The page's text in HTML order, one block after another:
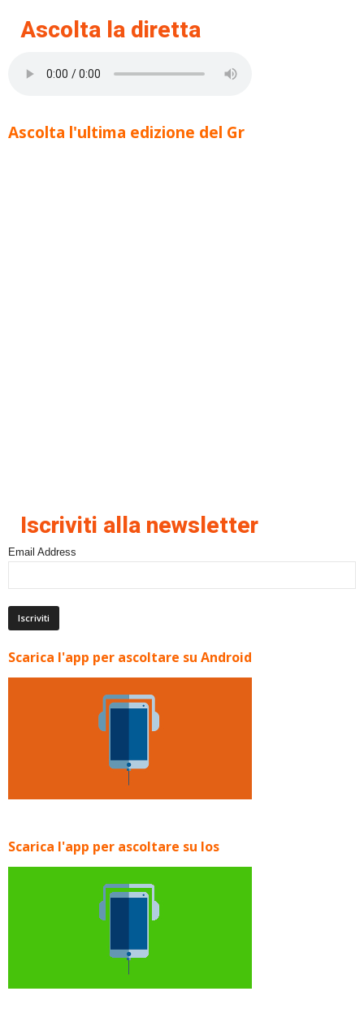
Ascolta la diretta
Ascolta l'ultima edizione del Gr
Iscriviti alla newsletter
Email Address
Scarica l'app per ascoltare su Android
Scarica l'app per ascoltare su Ios